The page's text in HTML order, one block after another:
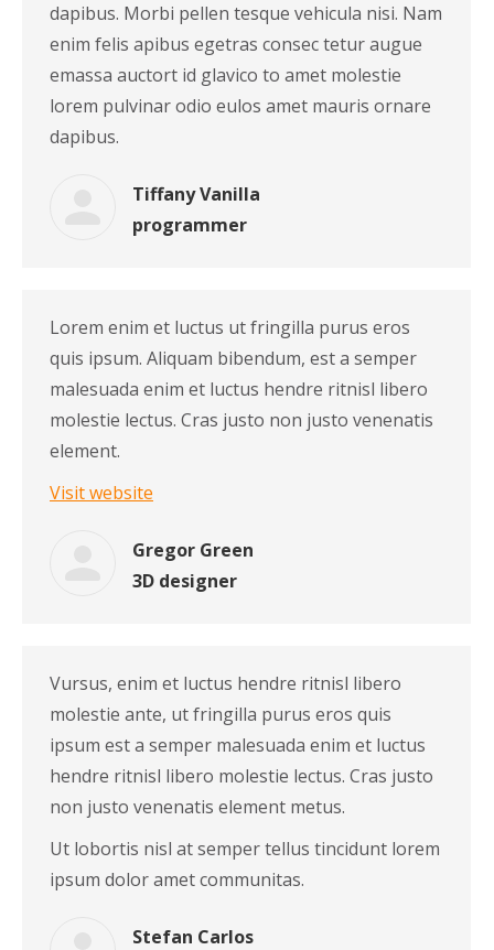
dapibus. Morbi pellen tesque vehicula nisi. Nam
enim felis apibus egetras consec tetur augue
emassa auctort id glavico to amet molestie
lorem pulvinar odio eulos amet mauris ornare
dapibus.
Tiffany Vanilla
programmer
Lorem enim et luctus ut fringilla purus eros
quis ipsum. Aliquam bibendum, est a semper
malesuada enim et luctus hendre ritnisl libero
molestie lectus. Cras justo non justo venenatis
element.
Visit website
Gregor Green
3D designer
Vursus, enim et luctus hendre ritnisl libero
molestie ante, ut fringilla purus eros quis
ipsum est a semper malesuada enim et luctus
hendre ritnisl libero molestie lectus. Cras justo
non justo venenatis element metus.
Ut lobortis nisl at semper tellus tincidunt lorem
ipsum dolor amet communitas.
Stefan Carlos